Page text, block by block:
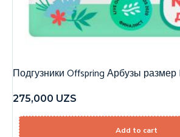
Подгузники Offspring Арбузы размер
275,000 UZS
Add to cart